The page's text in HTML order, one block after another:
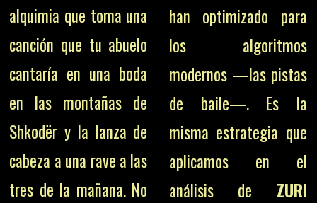
alquimia que toma una
canción que tu abuelo
cantaría en una boda
en las montañas de
Shkodër y la lanza de
cabeza a una rave a las
tres de la mañana. No
han optimizado para
los algoritmos
modernos —las pistas
de baile—. Es la
misma estrategia que
aplicamos en el
análisis de ZURI